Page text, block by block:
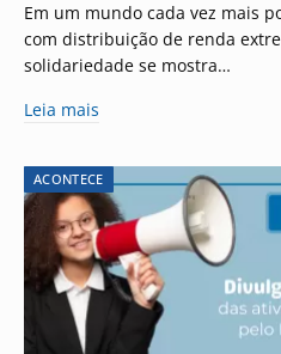
Em um mundo cada vez mais
com distribuição de renda
solidariedade se mostra…
Leia mais
ACONTECE